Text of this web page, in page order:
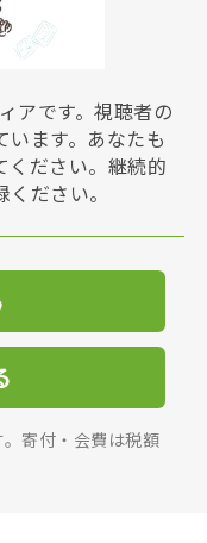
アです。視聴者の
ます。あなたも
ください。継続的
ださい。
寄付・会費は税額